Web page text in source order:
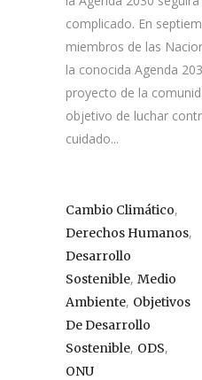
complicado. En
miembros de las
la conocida Agenda
proyecto de la
objetivo de luchar
cuidado...
Cambio Climático,
Derechos Humanos,
Desarrollo
Sostenible, Medio
Ambiente, Objetivos
De Desarrollo
Sostenible, ODS,
ONU